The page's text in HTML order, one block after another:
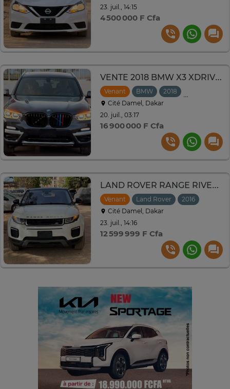
23. juil., 14:15
4 500 000 F Cfa
VENTE 2018 BMW X3 XDRIVE 30i
Venant BMW 2018
Cité Damel, Dakar
20. juil., 03:17
16 900 000 F Cfa
LAND ROVER RANGE RIVER EVOQUE 2016
Venant Land Rover
2016
Cité Damel, Dakar
23. juil., 14:16
12 599 999 F Cfa